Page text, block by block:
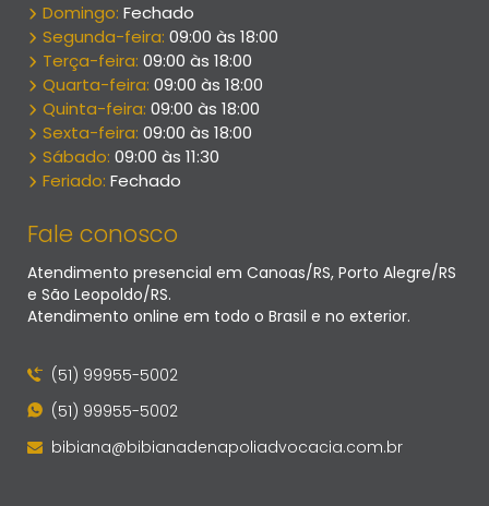
Domingo: Fechado
Segunda-feira: 09:00 às 18:00
Terça-feira: 09:00 às 18:00
Quarta-feira: 09:00 às 18:00
Quinta-feira: 09:00 às 18:00
Sexta-feira: 09:00 às 18:00
Sábado: 09:00 às 11:30
Feriado: Fechado
Fale conosco
Atendimento presencial em Canoas/RS, Porto Alegre/RS
e São Leopoldo/RS.
Atendimento online em todo o Brasil e no exterior.
(51) 99955-5002
(51) 99955-5002
bibiana@bibianadenapoliadvocacia.com.br